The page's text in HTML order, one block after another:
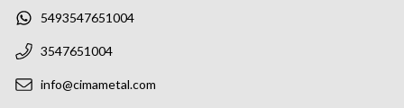
5493547651004
3547651004
info@cimametal.com